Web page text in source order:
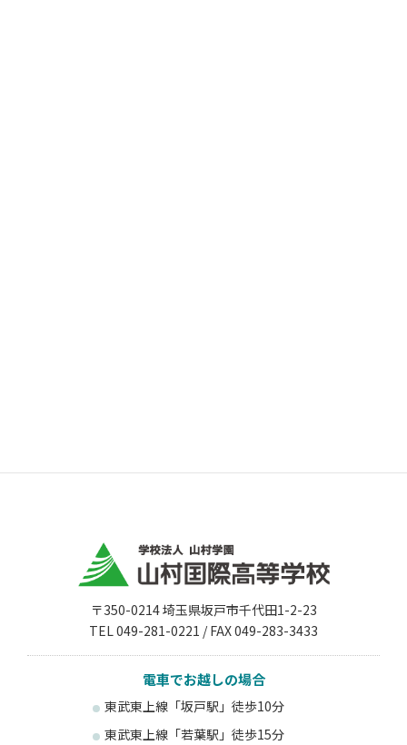
〒350-0214 埼玉県坂戸市千代田1-2-23
TEL 049-281-0221 / FAX 049-283-3433
電車でお越しの場合
東武東上線「坂戸駅」徒歩10分
東武東上線「若葉駅」徒歩15分